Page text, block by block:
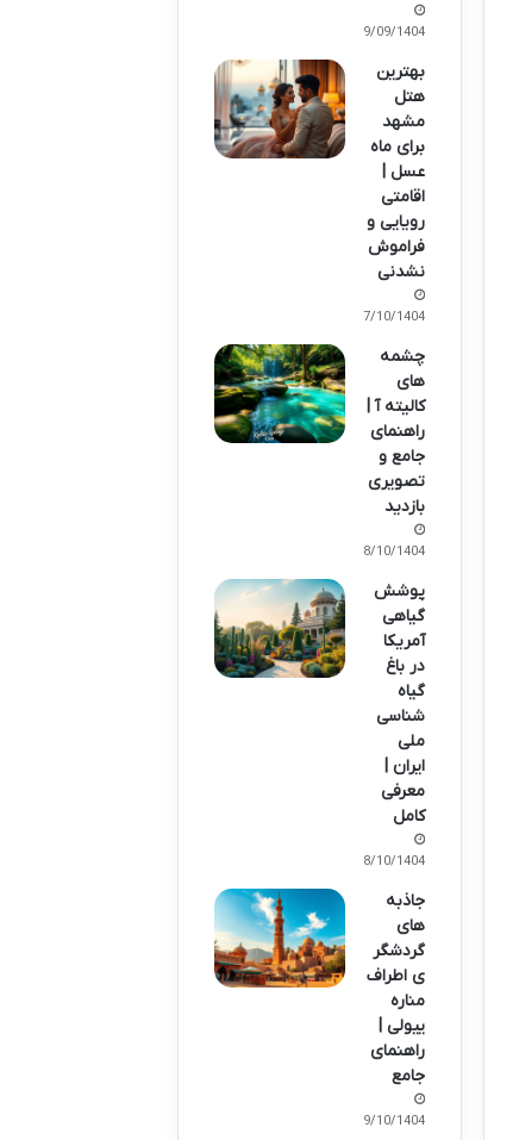
29/09/1404
بهترین
هتل
مشهد
برای ماه
عسل |
اقامتی
رویایی و
فراموش
نشدنی
07/10/1404
چشمه
های
کالیته آ |
راهنمای
جامع و
تصویری
بازدید
08/10/1404
پوشش
گیاهی
آمریکا
در باغ
گیاه
شناسی
ملی
ایران |
معرفی
کامل
08/10/1404
جاذبه
های
گردشگر
ی اطراف
مناره
ییولی |
راهنمای
جامع
09/10/1404